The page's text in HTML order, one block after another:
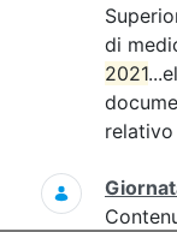
di
2021
relativo